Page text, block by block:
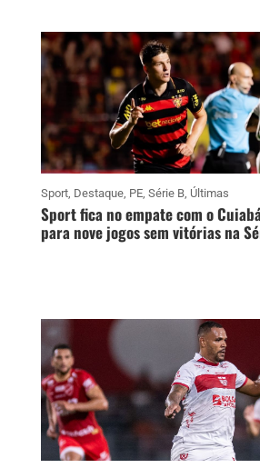
Sport, Destaque, PE, Série B, Últimas
Sport fica no empate com o
para nove jogos sem vitórias na